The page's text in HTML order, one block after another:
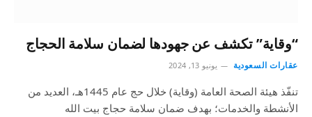
“وقاية” تكشف عن جهودها لضمان سلامة الحجاج
عقارات السعودية يونيو 13, 2024
تنفّذ هيئة الصحة العامة (وقاية) خلال حج عام 1445هـ، العديد من
الأنشطة والخدمات؛ بهدف ضمان سلامة حجاج بيت الله